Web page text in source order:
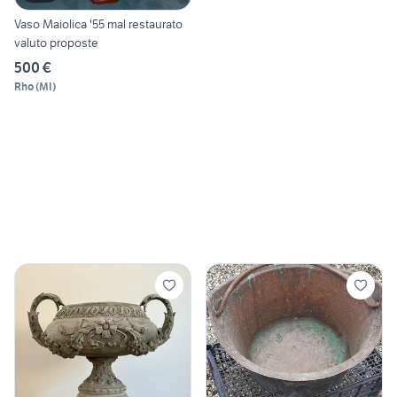
Vaso Maiolica '55 mal restaurato
valuto proposte
500 €
Rho(MI)